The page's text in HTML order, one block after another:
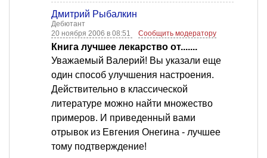
Дмитрий Рыбалкин
Дебютант
20 ноября 2006 в 08:51
Сообщить модератору
Книга лучшее лекарство от.......
Уважаемый Валерий! Вы указали еще
один способ улучшения настроения.
Действительно в классической
литературе можно найти множество
примеров. И приведенный вами
отрывок из Евгения Онегина - лучшее
тому подтверждение!